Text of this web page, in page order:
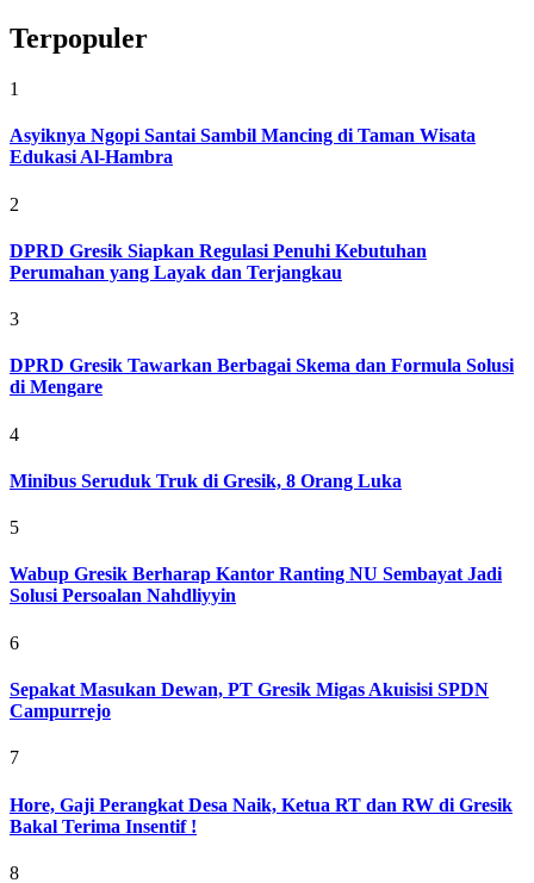
Terpopuler
1
Asyiknya Ngopi Santai Sambil Mancing di Taman Wisata
Edukasi Al-Hambra
2
DPRD Gresik Siapkan Regulasi Penuhi Kebutuhan
Perumahan yang Layak dan Terjangkau
3
DPRD Gresik Tawarkan Berbagai Skema dan Formula Solusi
di Mengare
4
Minibus Seruduk Truk di Gresik, 8 Orang Luka
5
Wabup Gresik Berharap Kantor Ranting NU Sembayat Jadi
Solusi Persoalan Nahdliyyin
6
Sepakat Masukan Dewan, PT Gresik Migas Akuisisi SPDN
Campurrejo
7
Hore, Gaji Perangkat Desa Naik, Ketua RT dan RW di Gresik
Bakal Terima Insentif !
8